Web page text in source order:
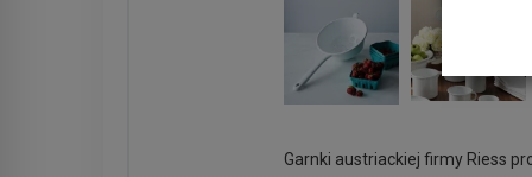
Garnki austriackiej firmy Riess